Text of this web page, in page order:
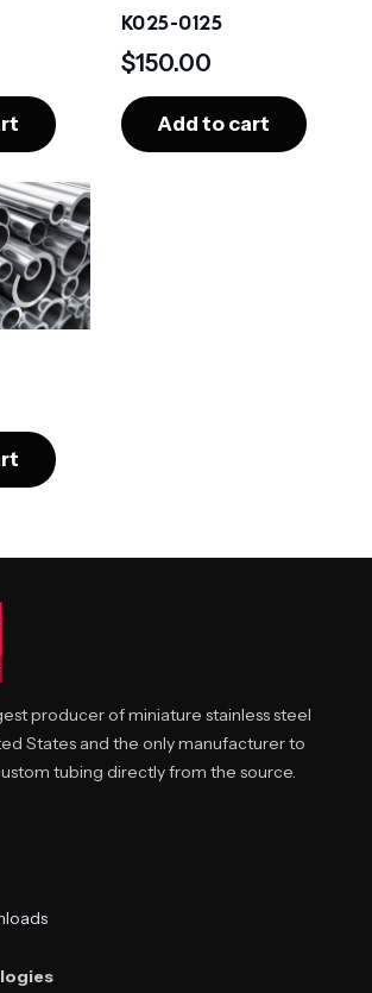
K025-0125
$150.00
Add to cart
producer of miniature stainless steel
States and the only manufacturer to
tubing directly from the source.